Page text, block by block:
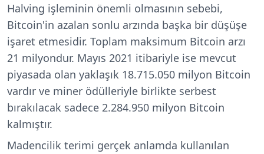
Halving işleminin önemli olmasının sebebi,
Bitcoin'in azalan sonlu arzında başka bir düşüşe
işaret etmesidir. Toplam maksimum Bitcoin arzı
21 milyondur. Mayıs 2021 itibariyle ise mevcut
piyasada olan yaklaşık 18.715.050 milyon Bitcoin
vardır ve miner ödülleriyle birlikte serbest
bırakılacak sadece 2.284.950 milyon Bitcoin
kalmıştır.
Madencilik terimi gerçek anlamda kullanılan